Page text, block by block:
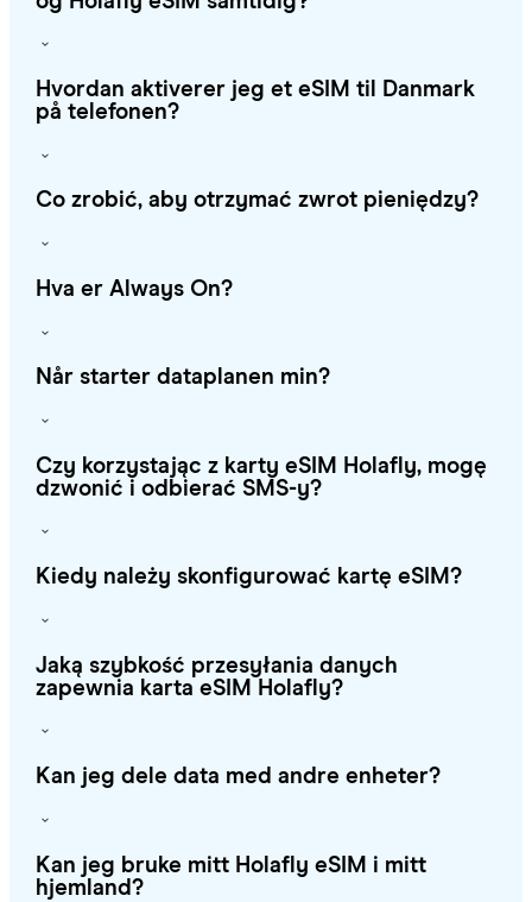
Hvordan aktiverer jeg et eSIM til Danmark
på telefonen?
Co zrobić, aby otrzymać zwrot pieniędzy?
Hva er Always On?
Når starter dataplanen min?
Czy korzystając z karty eSIM Holafly, mogę
dzwonić i odbierać SMS-y?
Kiedy należy skonfigurować kartę eSIM?
Jaką szybkość przesyłania danych
zapewnia karta eSIM Holafly?
Kan jeg dele data med andre enheter?
Kan jeg bruke mitt Holafly eSIM i mitt
hjemland?